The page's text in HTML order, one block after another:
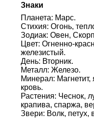
Знаки
Планета: Марс.
Стихия: Огонь,
Зодиак: Овен,
Цвет: Огненно-
железистый.
День: Вторник.
Металл: Железо.
Минерал: Магнетит,
кровь.
Растения: Чеснок,
крапива, спаржа,
Звери: Волк, петух,